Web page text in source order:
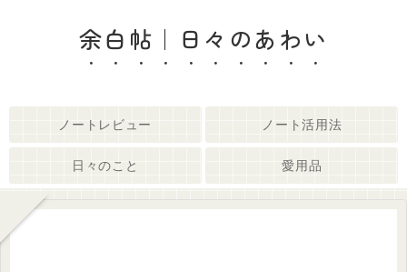
余白帖｜日々のあわい
ノートレビュー ノート活用法
日々のこと 愛用品